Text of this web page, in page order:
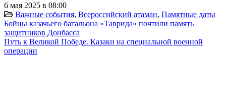
6 мая 2025 в 08:00
Важные события, Всероссийский атаман, Памятные даты
Бойцы казачьего батальона «Таврида» почтили память
защитников Донбасса
Путь к Великой Победе. Казаки на специальной военной
операции